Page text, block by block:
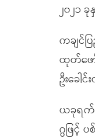
၂၀၂၁
ကချင်
ထုတ်ဖေ
ဦးခေါ
ယခုရက်ပို
ဂွဖြင့်